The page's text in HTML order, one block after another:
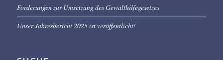
Forderungen zur Umsetzung des Gewalthilfegesetzes
Unser Jahresbericht 2025 ist veröffentlicht!